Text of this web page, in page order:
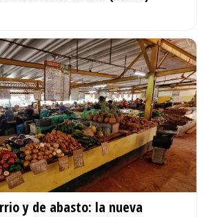
y de abasto: la nueva